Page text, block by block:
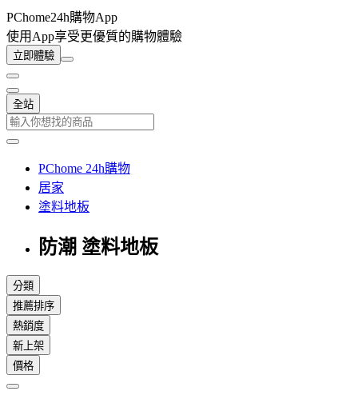
PChome24h購物App
使用App享受更優質的購物體驗
立即體驗
全站
PChome 24h購物
居家
塗料地板
防潮 塗料地板
分類
推薦排序
熱銷度
新上架
價格